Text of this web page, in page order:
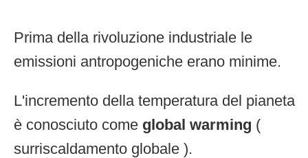
Prima della rivoluzione industriale le
emissioni antropogeniche erano minime.
L'incremento della temperatura del pianeta
è conosciuto come global warming (
surriscaldamento globale ).